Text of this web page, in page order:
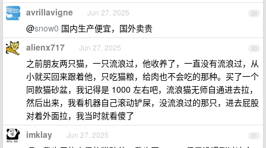
29
avrillavigne Jun 27, 2025
@snow0 国内生产便宜，国外卖贵
30
alienx717 Jun 27, 2025
之前朋友两只猫，一只流浪过，他收养了，一直没有流浪过，从
小就买回来跟着他，只吃猫粮，给肉也不会吃的那种。买了一个
同款猫砂盆，我记得是 1000 左右吧，流浪猫无师自通进去拉，
然后出来，我看机器自己滚动铲屎，没流浪过的那只，进去屁股
对着外面拉，我当时就看傻了
31
imklay Jun 27, 2025